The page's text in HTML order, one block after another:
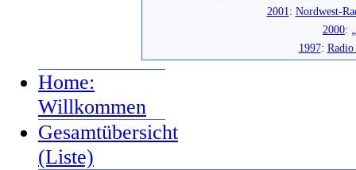
2001: Nordwest-
2000:
1997:
Home:
Willkommen
Gesamtübersicht
(Liste)